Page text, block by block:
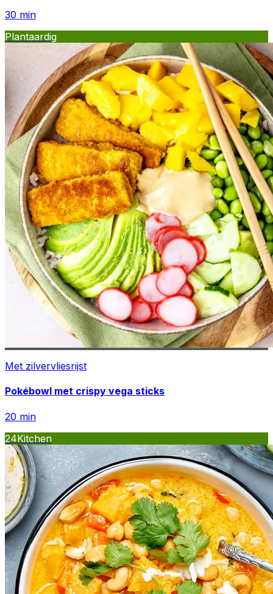
30 min
Plantaardig
Met zilvervliesrijst
Pokébowl met crispy vega sticks
20 min
24Kitchen